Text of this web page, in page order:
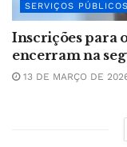
SERVIÇOS PÚBLICOS
Inscrições para
encerram na
13 DE MARÇO DE